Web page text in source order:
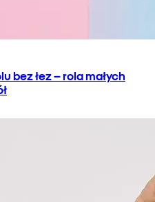
bez łez – rola małych